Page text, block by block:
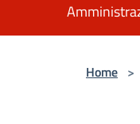
Home >